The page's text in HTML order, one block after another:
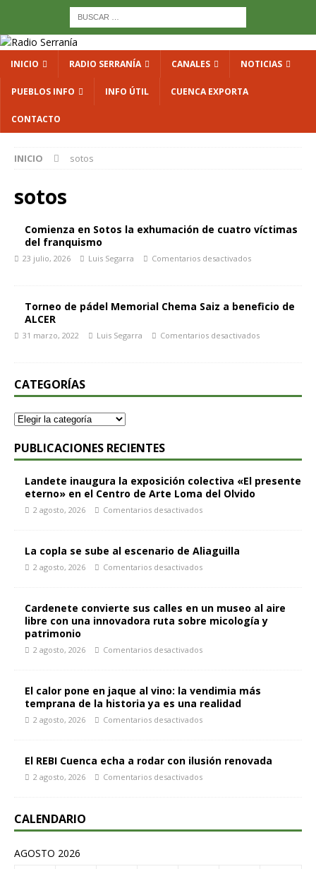
INICIO RADIO SERRANÍA CANALES NOTICIAS
PUEBLOS INFO INFO ÚTIL CUENCA EXPORTA
CONTACTO
INICIO sotos
sotos
Comienza en Sotos la exhumación de cuatro víctimas
del franquismo
23 julio, 2026 Luis Segarra Comentarios desactivados
Torneo de pádel Memorial Chema Saiz a beneficio de
ALCER
31 marzo, 2022 Luis Segarra Comentarios desactivados
CATEGORÍAS
PUBLICACIONES RECIENTES
Landete inaugura la exposición colectiva «El presente
eterno» en el Centro de Arte Loma del Olvido
2 agosto, 2026 Comentarios desactivados
La copla se sube al escenario de Aliaguilla
2 agosto, 2026 Comentarios desactivados
Cardenete convierte sus calles en un museo al aire
libre con una innovadora ruta sobre micología y
patrimonio
2 agosto, 2026 Comentarios desactivados
El calor pone en jaque al vino: la vendimia más
temprana de la historia ya es una realidad
2 agosto, 2026 Comentarios desactivados
El REBI Cuenca echa a rodar con ilusión renovada
2 agosto, 2026 Comentarios desactivados
CALENDARIO
AGOSTO 2026